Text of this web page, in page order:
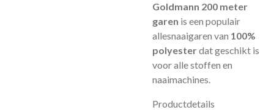
Goldmann 200 meter
garen is een populair
allesnaaigaren van 100%
polyesterdat geschikt is
voor alle stoffen en
naaimachines.
Productdetails